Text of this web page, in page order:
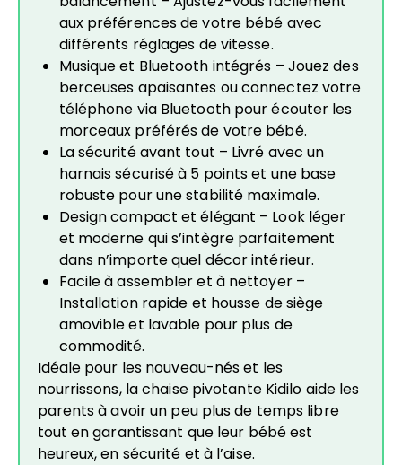
aux préférences de votre bébé avec
différents réglages de vitesse.
Musique et Bluetooth intégrés – Jouez des
berceuses apaisantes ou connectez votre
téléphone via Bluetooth pour écouter les
morceaux préférés de votre bébé.
La sécurité avant tout – Livré avec un
harnais sécurisé à 5 points et une base
robuste pour une stabilité maximale.
Design compact et élégant – Look léger
et moderne qui s’intègre parfaitement
dans n’importe quel décor intérieur.
Facile à assembler et à nettoyer –
Installation rapide et housse de siège
amovible et lavable pour plus de
commodité.
Idéale pour les nouveau-nés et les
nourrissons, la chaise pivotante Kidilo aide les
parents à avoir un peu plus de temps libre
tout en garantissant que leur bébé est
heureux, en sécurité et à l’aise.